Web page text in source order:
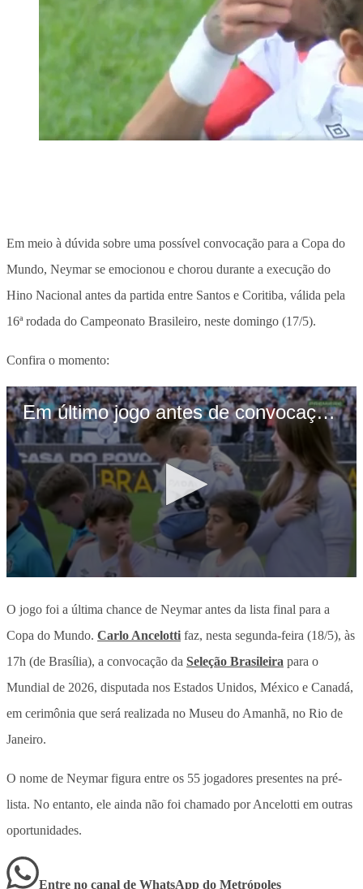
Em meio à dúvida sobre uma possível convocação para a Copa do
Mundo, Neymar se emocionou e chorou durante a execução do
Hino Nacional antes da partida entre Santos e Coritiba, válida pela
16ª rodada do Campeonato Brasileiro, neste domingo (17/5).
Confira o momento:
O jogo foi a última chance de Neymar antes da lista final para a
Copa do Mundo. Carlo Ancelotti faz, nesta segunda-feira (18/5), às
17h (de Brasília), a convocação da Seleção Brasileira para o
Mundial de 2026, disputada nos Estados Unidos, México e Canadá,
em cerimônia que será realizada no Museu do Amanhã, no Rio de
Janeiro.
O nome de Neymar figura entre os 55 jogadores presentes na pré-
lista. No entanto, ele ainda não foi chamado por Ancelotti em outras
oportunidades.
Entre no canal de WhatsApp do Metrópoles